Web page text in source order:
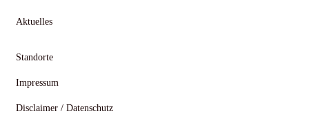
Aktuelles
Standorte
Impressum
Disclaimer / Datenschutz